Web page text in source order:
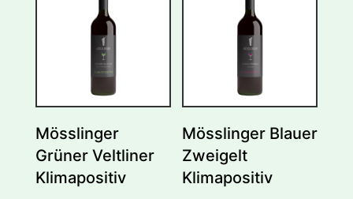
Mösslinger
Grüner Veltliner
Klimapositiv
Mösslinger Blauer
Zweigelt
Klimapositiv